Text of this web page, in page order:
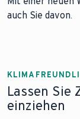
auch Sie davon.
Lassen Sie
einziehen